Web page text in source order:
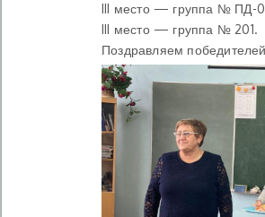
III место — группа № ПД-
III место — группа № 201.
Поздравляем